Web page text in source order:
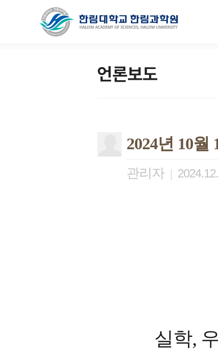
언론보도
2024년 10월
관리자 |
실학,